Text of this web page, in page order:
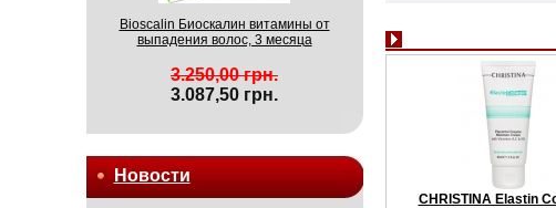
Bioscalin Биоскалин витамины от
выпадения волос, 3 месяца
3.250,00 грн.
3.087,50 грн.
Новости
CHRISTINA Elastin